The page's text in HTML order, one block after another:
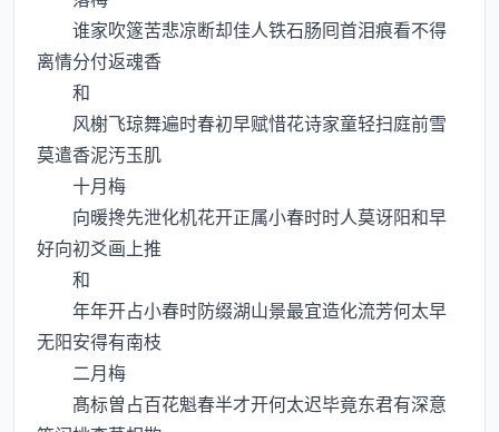
谁家吹篴苦悲凉断却佳人铁石肠囘首泪痕看不得
离情分付返魂香
和
风榭飞琼舞遍时春初早赋惜花诗家童轻扫庭前雪
莫遣香泥汚玉肌
十月梅
向暖搀先泄化机花开正属小春时时人莫讶阳和早
好向初爻画上推
和
年年开占小春时防缀湖山景最宜造化流芳何太早
无阳安得有南枝
二月梅
髙标曽占百花魁春半才开何太迟毕竟东君有深意